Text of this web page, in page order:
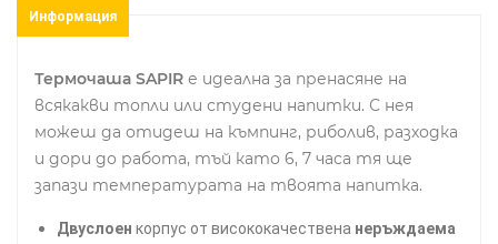
Информация
Термочаша SAPIR е идеална за пренасяне на
всякакви топли или студени напитки. С нея
можеш да отидеш на къмпинг, риболив, разходка
и дори до работа, тъй като 6, 7 часа тя ще
запази температурата на твоята напитка.
Двуслоен корпус от висококачествена неръждаема